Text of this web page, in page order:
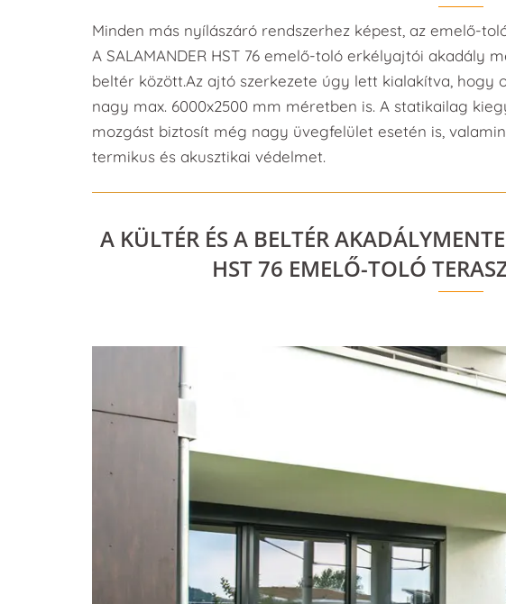
Minden más nyílászáró rendszerhez képest, az emelő-
A SALAMANDER HST 76 emelő-toló erkélyajtói akadály
beltér között.Az ajtó szerkezete úgy lett kialakítva, hogy
nagy max. 6000x2500 mm méretben is. A statikailag
mozgást biztosít még nagy üvegfelület esetén is,
termikus és akusztikai védelmet.
A KÜLTÉR ÉS A BELTÉR
HST 76 EMELŐ-TOLÓ